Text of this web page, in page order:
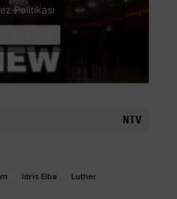
Politikası
NTV
Idris Elba Luther